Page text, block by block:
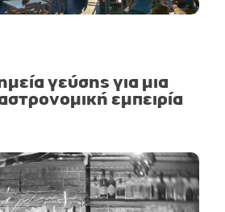
γεύσης για μια
εμπειρία